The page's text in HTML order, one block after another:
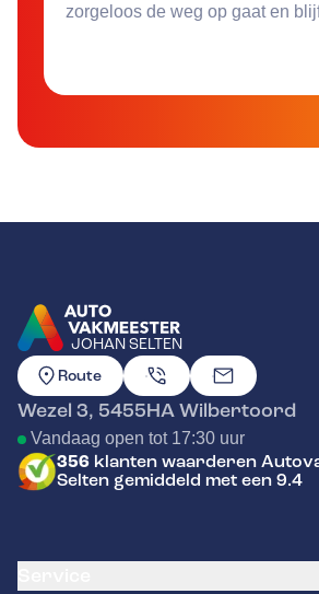
zorgeloos de weg op gaat en
JOHAN SELTEN
GA NAAR DE HOMEPAGINA
Route
Wezel 3, 5455HAWilbertoord
Vandaag open tot 17:30 uur
356 klanten waarderen
Selten gemiddeld met een 9.4